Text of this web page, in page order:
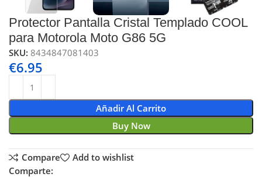
Protector Pantalla Cristal Templado COOL
para Motorola Moto G86 5G
SKU:8434847081403
€6.95
Añadir Al Carrito
Buy Now
Compare
Add to wishlist
Comparte: